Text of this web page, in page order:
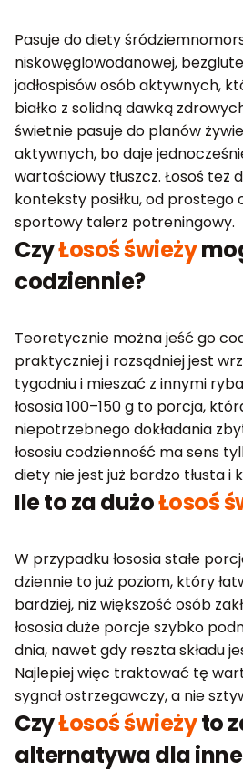
Pasuje do diety
niskowęglowodanowej,
jadłospisów osób aktywnych,
białko z solidną dawką
świetnie pasuje do planów
aktywnych, bo daje
wartościowy tłuszcz. Łosoś też
konteksty posiłku, od prostego
sportowy talerz potreningowy.
CzyŁosoś świeży
codziennie?
Teoretycznie można jeść go
praktyczniej i rozsądniej jest
tygodniu i mieszać z innymi
łososia 100–150 g to porcja,
niepotrzebnego dokładania
łososiu codzienność ma sens
diety nie jest już bardzo tłusta i
Ile to za dużoŁosoś
W przypadku łososia stałe
dziennie to już poziom, który
bardziej, niż większość osób
łososia duże porcje szybko
dnia, nawet gdy reszta składu
Najlepiej więc traktować tę
sygnał ostrzegawczy, a nie
CzyŁosoś świeżyto
alternatywa dla